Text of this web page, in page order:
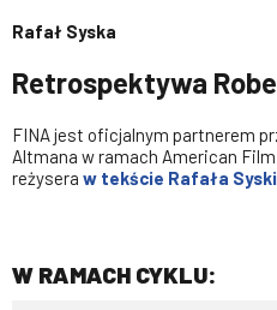
Rafał Syska
Retrospektywa
FINA jest oficjalnym partnerem
Altmana w ramach American
reżysera w tekście Rafała Syski
W RAMACH CYKLU: